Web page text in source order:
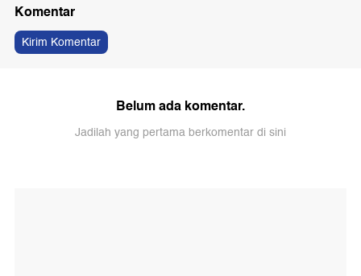
Komentar
Kirim Komentar
Belum ada komentar.
Jadilah yang pertama berkomentar di sini